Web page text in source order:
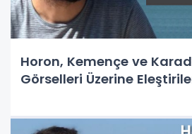
Horon, Kemençe ve
Görselleri Üzerine